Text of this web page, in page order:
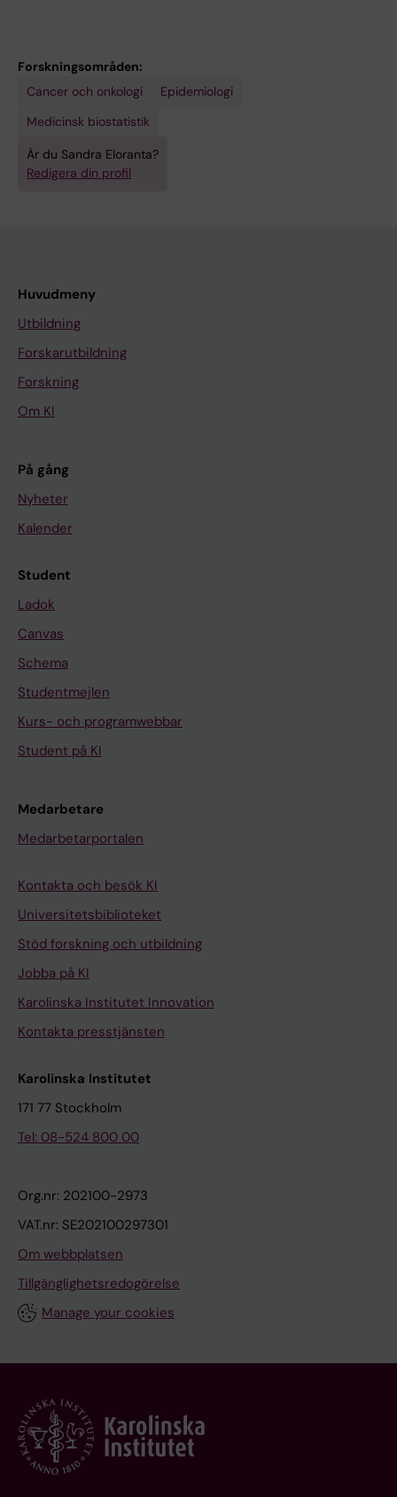
Forskningsområden:
Cancer och onkologi
Epidemiologi
Medicinsk biostatistik
Är du Sandra Eloranta?
Redigera din profil
Huvudmeny
Utbildning
Forskarutbildning
Forskning
Om KI
På gång
Nyheter
Kalender
Student
Ladok
Canvas
Schema
Studentmejlen
Kurs- och programwebbar
Student på KI
Medarbetare
Medarbetarportalen
Kontakta och besök KI
Universitetsbiblioteket
Stöd forskning och utbildning
Jobba på KI
Karolinska Institutet Innovation
Kontakta presstjänsten
Karolinska Institutet
171 77 Stockholm
Tel: 08-524 800 00
Org.nr: 202100-2973
VAT.nr: SE202100297301
Om webbplatsen
Tillgänglighetsredogörelse
Manage your cookies